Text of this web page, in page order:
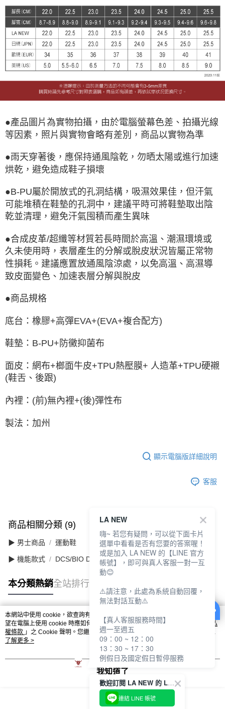
●產品圖片為實物拍攝，由於電腦螢幕色差、拍攝光線
等因素，照片與實物會略有差別，商品以實物為準
●雨天穿著後，應保持通風陰乾，勿晒太陽或進行加速
烘乾，避免造成鞋子損壞
●B-PU屬於開放式的孔洞結構，吸濕效果佳，但汗氣
可能堆積在鞋墊的孔洞中，建議平時可將鞋墊取出陰
乾並清理，避免汗氣囤積而產生異味
●合成皮革/超纖等材質若長時間於高溫、潮濕環境或
久未使用時，表層產生的分解或脫皮狀況皆屬正常物
性損耗。建議應置放通風陰涼處，以免高溫、高濕導
致皮面變色、加速表層分解與脫皮
●商品規格
底台：橡膠+高彈EVA+(EVA+複合配方)
鞋墊：B-PU+防黴抑菌布
面皮：網布+榔面牛皮+TPU熱壓膜+ 人造革+TPU硬襯
(鞋舌、後跟)
內裡：(前)無內裡+(後)彈性布
製法：加州
顯示電腦版詳細說明
客服
商品相關分類 (9) 查看全部
▶ 男士商品 運動鞋
▶ 機能款式 DCS/BIO DCS 舒適動能
本分類熱銷全站排行
熱門標籤
本網站中使用 cookie，欲查詢有關本網站使用 cookie 方式之詳情，及若您不希
望在電腦上使用 cookie 時應如何變更電腦的 cookie 設定，請參閱本網站「
隱私
權條款 」之 Cookie 聲明。您繼續使用本網站即表示您同意本公司得按本網站使
用條款之 Cookie 聲明使用 cookie。
了解更多 >
我知道了
歡迎訂閱 LA NEW 的 LINE 官方帳號
連結 LINE 帳號
LA NEW
嗨~ 若您有疑問，可以從下面卡片
選單中看看是否有您要的答案喔！
或是加入 LA NEW 的【LINE 官方
帳號】，即可與真人客服一對一互
動😊
⚠️請注意，此處為系統自動回覆，
無法對話互動⚠️
【真人客服服務時間】
週一至週五
09：00 ~ 12：00
13：30 ~ 17：30
例假日及國定假日暫停服務